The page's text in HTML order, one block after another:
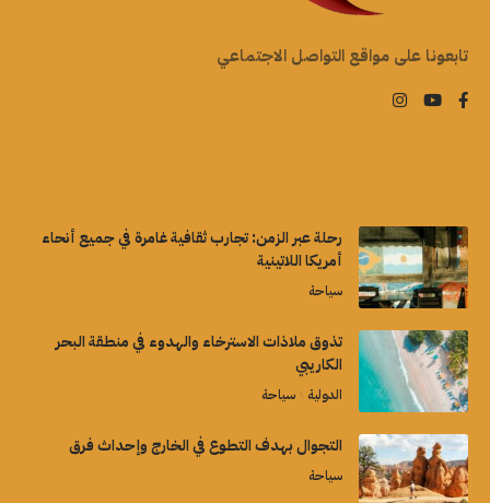
تابعونا على مواقع التواصل الاجتماعي
رحلة عبر الزمن: تجارب ثقافية غامرة في جميع أنحاء
أمريكا اللاتينية
سياحة
تذوق ملاذات الاسترخاء والهدوء في منطقة البحر
الكاريبي
الدولية سياحة
التجوال بهدف التطوع في الخارج وإحداث فرق
سياحة